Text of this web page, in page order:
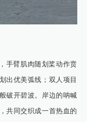
手臂肌肉随划桨动作贲
出优美弧线；双人项目
破开碧波。岸边的呐喊
共同交织成一首热血的